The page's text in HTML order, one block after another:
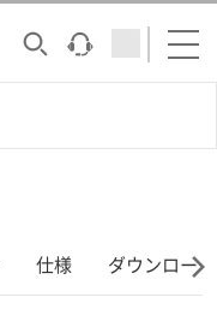
仕様 ダウンロード